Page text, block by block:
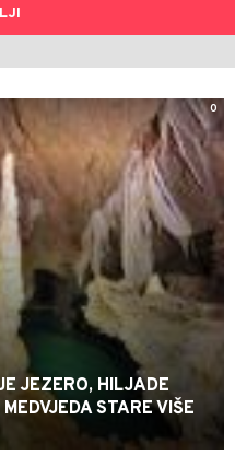
0
JEZERO, HILJADE
STARE VIŠE